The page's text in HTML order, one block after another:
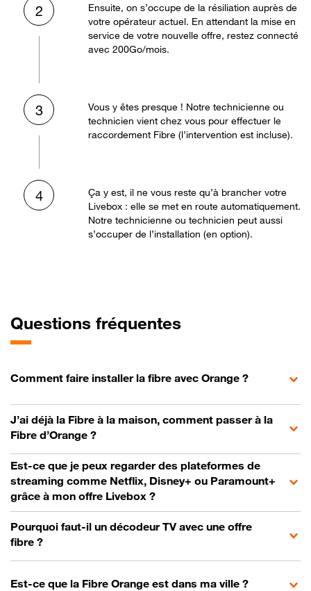
2
Ensuite, on s’occupe de la résiliation auprès de
votre opérateur actuel. En attendant la mise en
service de votre nouvelle offre, restez connecté
avec 200Go/mois.
3
Vous y êtes presque ! Notre technicienne ou
technicien vient chez vous pour effectuer le
raccordement Fibre (l’intervention est incluse).
4
Ça y est, il ne vous reste qu’à brancher votre
Livebox : elle se met en route automatiquement.
Notre technicienne ou technicien peut aussi
s’occuper de l’installation (en option).
Questions fréquentes
Comment faire installer la fibre avec Orange ?
J’ai déjà la Fibre à la maison, comment passer à la
Fibre d’Orange ?
Est-ce que je peux regarder des plateformes de
streaming comme Netflix, Disney+ ou Paramount+
grâce à mon offre Livebox ?
Pourquoi faut-il un décodeur TV avec une offre
fibre ?
Est-ce que la Fibre Orange est dans ma ville ?